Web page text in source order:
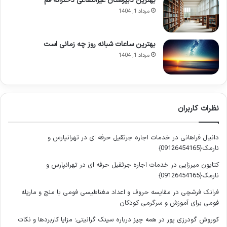
تحریک پذیری:
واکنش های سریع و شدید به محرک های
کوچک، به دلیل آستانه تحمل پایین ناشی از اضطراب.
دشواری در تمرکز:ناتوانی در متمرکز ماندن بر یک کار یا
گفتگو، به دلیل هجوم افکار نگران کننده.
احساس عدم کنترل:
خشم غیرمنطقی:تجربه احساسات خشم و عصبانیت بدون
دلیل واضح یا در واکنش به مسائل جزئی.
افزون بر نشانه های روانی، نگرانی های مزمن می توانند به صورت
علائم فیزیکی نیز خود را نشان دهند که اغلب با سیستم عصبی
خودمختار مرتبط هستند:
تپش قلب:احساس ضربان قلب تند و نامنظم، حتی در حالت
استراحت.
مرداد 1, 1404
بهترین ساعات شبانه روز چه زمانی است
مرداد 1, 1404
نظرات کاربران
دانیال فراهانی در خدمات اجاره جرثقیل حرفه ای در تهرانپارس و
نارمک{09126454165}
کتایون میرزایی در خدمات اجاره جرثقیل حرفه ای در تهرانپارس و
نارمک{09126454165}
فرانک فرشچی در مقایسه حروف و اعداد مغناطیسی فومی با منچ و مارپله
فومی برای آموزش و سرگرمی کودکان
کوروش گودرزی پور در همه چیز درباره سینک گرانیتی؛ مزایا کاربردها و نکات